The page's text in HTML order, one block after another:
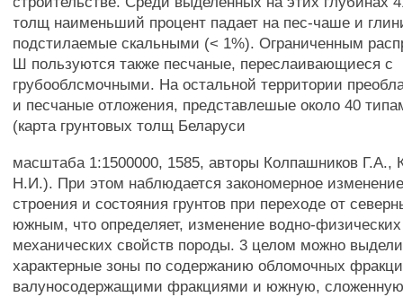
толщ наименьший процент падает на пес-чаше и
подстилаемые скальными (< 1%). Ограниченным
Ш пользуются также песчаные, переслаивающиеся с
грубооблсмочными. На остальной территории
и песчаные отложения, представлешые около 40
(карта грунтовых толщ Беларуси
масштаба 1:1500000, 1585, авторы Колпашников Г.А.,
Н.И.). При этом наблюдается закономерное
строения и состояния грунтов при переходе от
южным, что определяет, изменение водно-
механических свойств породы. 3 целом можно
характерные зоны по содержанию обломочных
валуносодержащими фракциями и южную,